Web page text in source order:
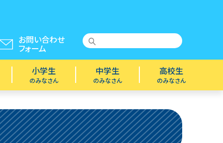
小学生
のみなさん
中学生
のみなさん
高校生
のみなさん
お問い合わせ
フォーム